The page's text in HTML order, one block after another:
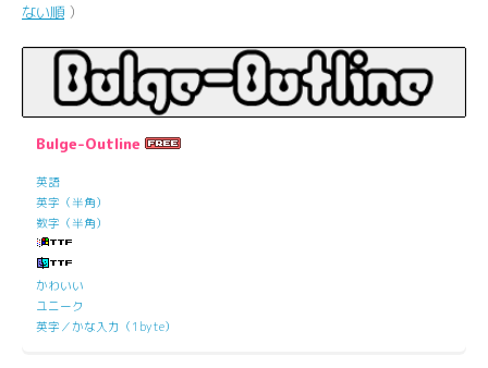
ない順 ）
Bulge-Outline
英語
英字（半角）
数字（半角）
かわいい
ユニーク
英字／かな入力（1byte）